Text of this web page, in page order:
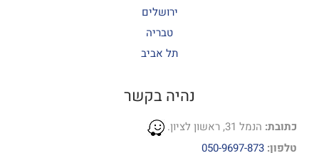
ירושלים
טבריה
תל אביב
נהיה בקשר
כתובת: הנמל 31, ראשון לציון.
טלפון: 050-9697-873